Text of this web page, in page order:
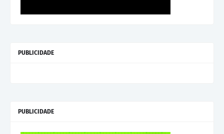
PUBLICIDADE
PUBLICIDADE